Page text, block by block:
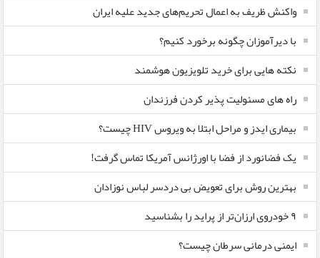
واکنش ظریف به اعمال تحریم‌های جدید علیه ایران
با دیرآموزان چگونه برخورد کنیم؟
نکته هایی برای خرید تلویزیون هوشمند
راه های مسئولیت پذیر کردن فرزندان
بیماری ایدز و مراحل ابتلا به ویروس HIV چیست؟
یک فضانورد از فضا با اورژانس آمریکا تماس گرفت!
بهترین روش برای تعویض بی دردسر لباس نوزادان
٩ خودروی ارزان‌تر از پراید را بشناسید
ایمنی درمانی سرطان چیست؟